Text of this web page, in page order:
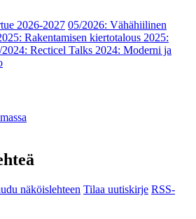
2026-2027 05/2026: Vähähiilinen
Rakentamisen kiertotalous 2025:
2024: Recticel Talks 2024: Moderni ja
näköislehteen Tilaa uutiskirje RSS-